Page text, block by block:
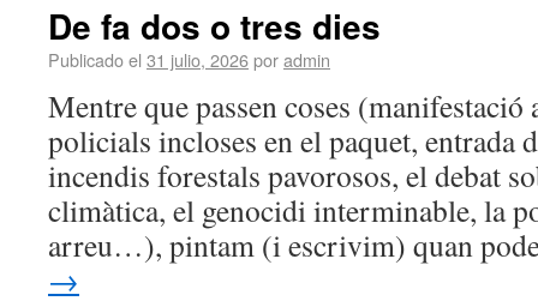
De fa dos o tres dies
Publicado el 31 julio, 2026poradmin
Mentre que passen coses
policials incloses en el paquet, entrada
incendis forestals pavorosos, el debat
climàtica, el genocidi interminable, la
arreu…), pintam (i escrivim) quan
→